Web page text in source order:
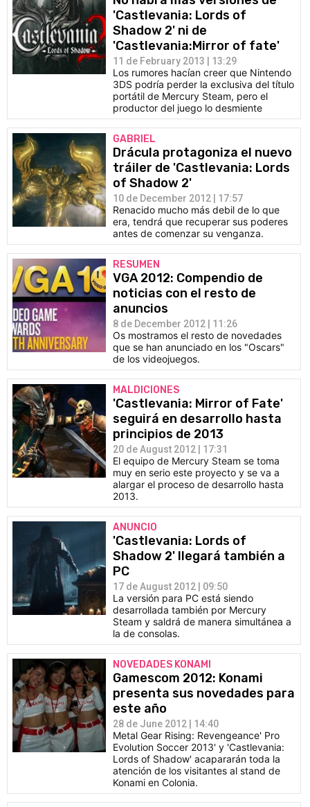
'Castlevania: Lords of
Shadow 2' ni de
'Castlevania:Mirror of fate'
11 de February 2013 | 13:29
Los rumores hacían creer que Nintendo
3DS podría perder la exclusiva del título
portátil de Mercury Steam, pero el
productor del juego lo desmiente
GABRIEL
Drácula protagoniza el nuevo
tráiler de 'Castlevania: Lords
of Shadow 2'
10 de December 2012 | 17:57
Renacido mucho más debil de lo que
era, tendrá que recuperar sus poderes
antes de comenzar su venganza.
RESUMEN
VGA 2012: Compendio de
noticias con el resto de
anuncios
8 de December 2012 | 11:26
Os mostramos el resto de novedades
que se han anunciado en los "Oscars"
de los videojuegos.
MALDICIONES
'Castlevania: Mirror of Fate'
seguirá en desarrollo hasta
principios de 2013
20 de August 2012 | 17:31
El equipo de Mercury Steam se toma
muy en serio este proyecto y se va a
alargar el proceso de desarrollo hasta
2013.
ANUNCIO
'Castlevania: Lords of
Shadow 2' llegará también a
PC
17 de August 2012 | 09:50
La versión para PC está siendo
desarrollada también por Mercury
Steam y saldrá de manera simultánea a
la de consolas.
NOVEDADES KONAMI
Gamescom 2012: Konami
presenta sus novedades para
este año
28 de June 2012 | 14:40
Metal Gear Rising: Revengeance' Pro
Evolution Soccer 2013' y 'Castlevania:
Lords of Shadow' acapararán toda la
atención de los visitantes al stand de
Konami en Colonia.